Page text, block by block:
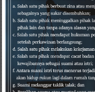
Surakarta,
Sukoharjo,
Mungkid,
Purworejo,
Daerah